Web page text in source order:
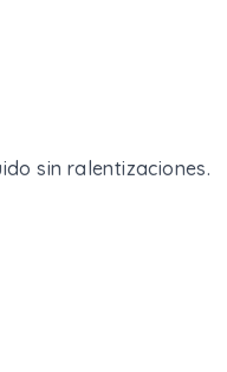
sin ralentizaciones.